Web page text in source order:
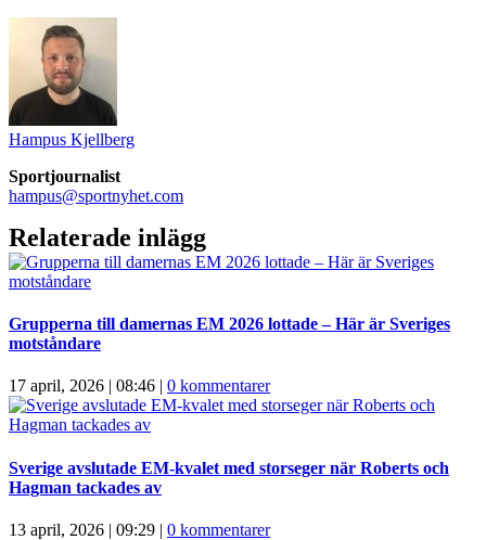
Hampus Kjellberg
Sportjournalist
hampus@sportnyhet.com
Relaterade inlägg
Grupperna till damernas EM 2026 lottade – Här är Sveriges
motståndare
17 april, 2026 | 08:46 | 0 kommentarer
Sverige avslutade EM-kvalet med storseger när Roberts och
Hagman tackades av
13 april, 2026 | 09:29 | 0 kommentarer